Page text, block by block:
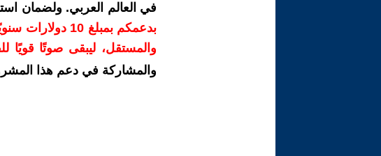
في العالم العربي. ولضمان
بدعمكم بمبلغ
والمستقل، ليبقى صوتًا قويًا
والمشاركة في دعم هذا